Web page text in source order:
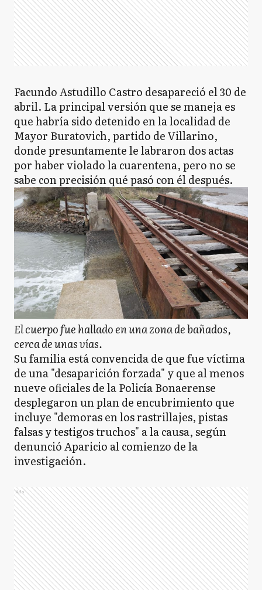
Facundo Astudillo Castro desapareció el 30 de
abril. La principal versión que se maneja es
que habría sido detenido en la localidad de
Mayor Buratovich, partido de Villarino,
donde presuntamente le labraron dos actas
por haber violado la cuarentena, pero no se
sabe con precisión qué pasó con él después.
El cuerpo fue hallado en una zona de bañados,
cerca de unas vías.
Su familia está convencida de que fue víctima
de una "desaparición forzada" y que al menos
nueve oficiales de la Policía Bonaerense
desplegaron un plan de encubrimiento que
incluye "demoras en los rastrillajes, pistas
falsas y testigos truchos" a la causa, según
denunció Aparicio al comienzo de la
investigación.
Ads